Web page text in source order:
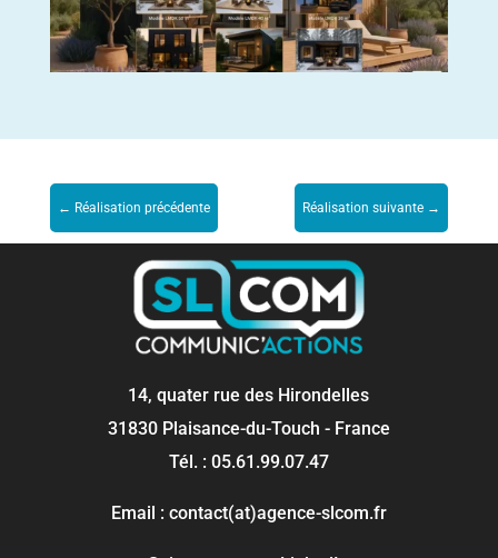
← Réalisation précédente Réalisation suivante →
14, quater rue des Hirondelles
31830 Plaisance-du-Touch - France
Tél. : 05.61.99.07.47
Email : contact(at)agence-slcom.fr